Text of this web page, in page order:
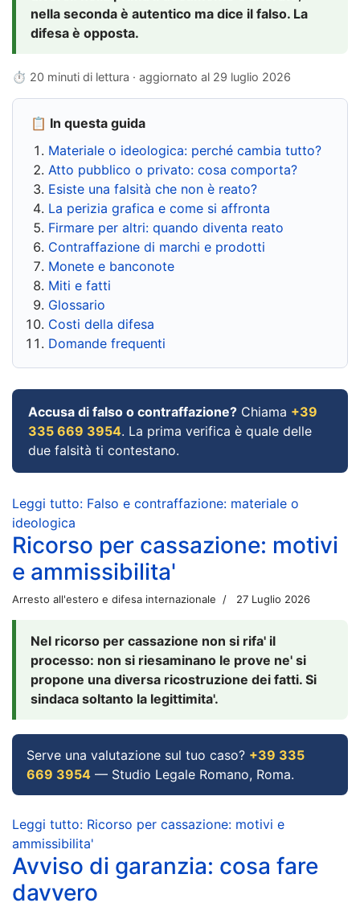
nella seconda è autentico ma dice il falso. La
difesa è opposta.
⏱ 20 minuti di lettura · aggiornato al 29 luglio 2026
📋 In questa guida
Materiale o ideologica: perché cambia tutto?
Atto pubblico o privato: cosa comporta?
Esiste una falsità che non è reato?
La perizia grafica e come si affronta
Firmare per altri: quando diventa reato
Contraffazione di marchi e prodotti
Monete e banconote
Miti e fatti
Glossario
Costi della difesa
Domande frequenti
Accusa di falso o contraffazione? Chiama +39
335 669 3954. La prima verifica è quale delle
due falsità ti contestano.
Leggi tutto: Falso e contraffazione: materiale o
ideologica
Ricorso per cassazione: motivi
e ammissibilita'
Arresto all'estero e difesa internazionale 27 Luglio 2026
Nel ricorso per cassazione non si rifa' il
processo: non si riesaminano le prove ne' si
propone una diversa ricostruzione dei fatti. Si
sindaca soltanto la legittimita'.
Serve una valutazione sul tuo caso? +39 335
669 3954 — Studio Legale Romano, Roma.
Leggi tutto: Ricorso per cassazione: motivi e
ammissibilita'
Avviso di garanzia: cosa fare
davvero